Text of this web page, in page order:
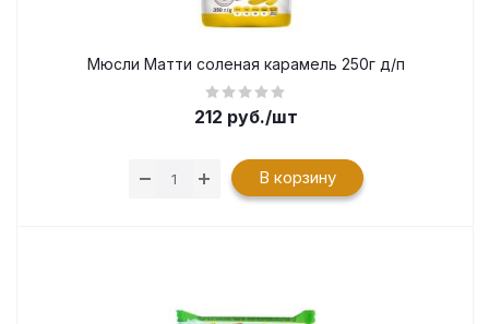
Мюсли Матти соленая карамель 250г д/п
212 руб./шт
В корзину